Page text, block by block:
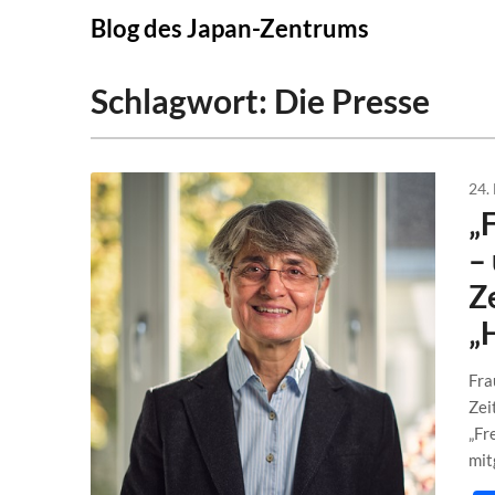
Blog des Japan-Zentrums
Schlagwort: Die Presse
24.
–